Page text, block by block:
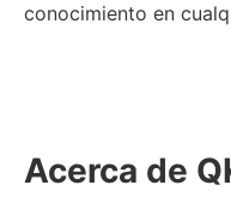
conocimiento en
Acerca de